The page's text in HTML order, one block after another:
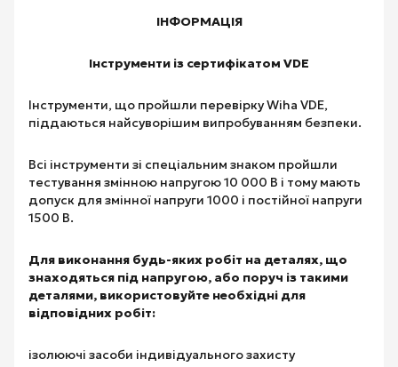
ІНФОРМАЦІЯ
Інструменти із сертифікатом VDE
Інструменти, що пройшли перевірку Wiha VDE,
піддаються найсуворішим випробуванням безпеки.
Всі інструменти зі спеціальним знаком пройшли
тестування змінною напругою 10 000 В і тому мають
допуск для змінної напруги 1000 і постійної напруги
1500 В.
Для виконання будь-яких робіт на деталях, що
знаходяться під напругою, або поруч із такими
деталями, використовуйте необхідні для
відповідних робіт:
ізолюючі засоби індивідуального захисту